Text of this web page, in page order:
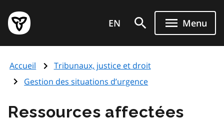
au
contenu
principal
Page
d'accueil
de
l'Ontario
EN Menu
Accueil
Tribunaux, justice et droit
Gestion des situations d’urgence
Ressources affectées